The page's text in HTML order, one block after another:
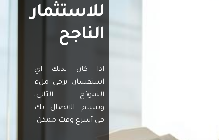
للاستثمار
الناجح
اذا كان لديك اي
استفسار، يرجى ملء
النموذج التالي،
وسيتم الاتصال بك
في أسرع وقت ممكن